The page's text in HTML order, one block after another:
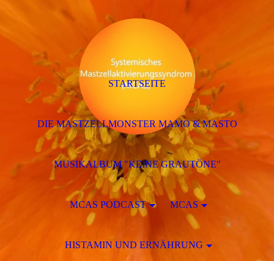
STARTSEITE
DIE MASTZELLMONSTER MAMO & MASTO
MUSIKALBUM "KEINE GRAUTÖNE"
MCAS PODCAST MCAS
HISTAMIN UND ERNÄHRUNG